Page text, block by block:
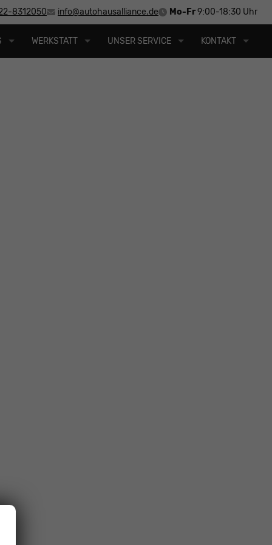
8312050 info@autohausalliance.de Mo-Fr9:00-18:30 Uhr
WERKSTATT UNSER SERVICE KONTAKT